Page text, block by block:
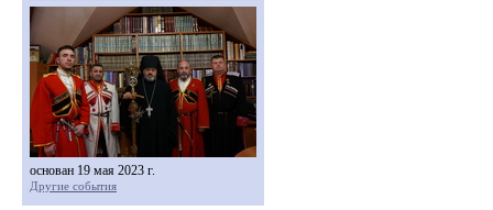
основан 19 мая 2023 г.
Другие события